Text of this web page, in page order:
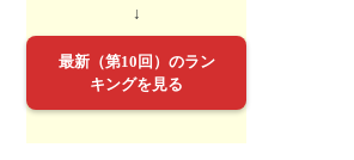
↓
最新（第10回）のラン
キングを見る